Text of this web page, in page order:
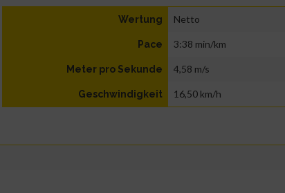
Wertung Netto
Pace 3:38 min/km
Meter pro Sekunde 4,58 m/s
Geschwindigkeit 16,50 km/h